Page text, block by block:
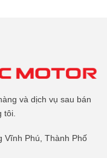
và dịch vụ sau bán
tôi.
Vĩnh Phú, Thành Phố